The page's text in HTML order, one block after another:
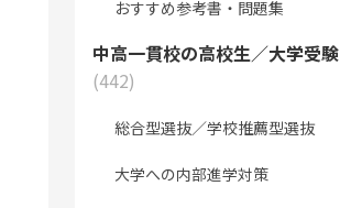
おすすめ参考書・問題集
中高一貫校の高校生／大学受験
(442)
総合型選抜／学校推薦型選抜
大学への内部進学対策